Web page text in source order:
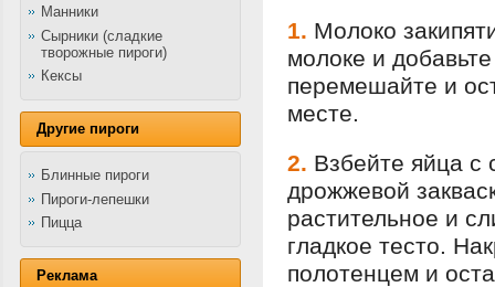
Манники
Сырники (сладкие
творожные пироги)
Кексы
Другие пироги
Блинные пироги
Пироги-лепешки
Пицца
Реклама
1. Молоко
молоке и
перемешайте и
месте.
2. Взбейте яйца
дрожжевой
растительное и
гладкое тесто.
полотенцем и